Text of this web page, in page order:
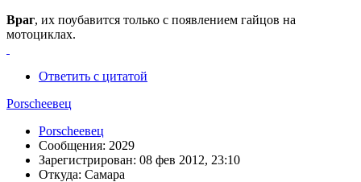
Враг, их поубавится только с появлением гайцов на
мотоциклах.
Ответить с цитатой
Porscheeвец
Porscheeвец
Сообщения: 2029
Зарегистрирован: 08 фев 2012, 23:10
Откуда: Самара